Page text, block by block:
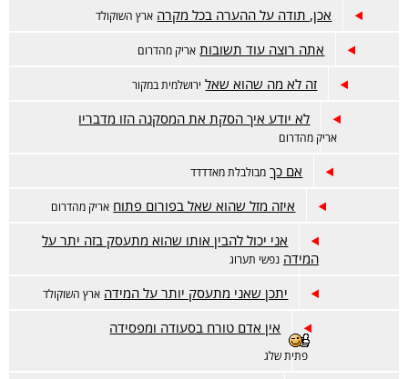
אכן, תודה על ההערה בכל מקרה ארץ השוקולד
אתה רוצה עוד תשובות אריק מהדרום
זה לא מה שהוא שאל ירושלמית במקור
לא יודע איך הסקת את המסקנה הזו מדבריו
אריק מהדרום
אם כך מבולבלת מאדדדד
איזה מזל שהוא שאל בפורום פתוח אריק מהדרום
אני יכול להבין אותו שהוא מתעסק בזה יתר על
המידה נפשי תערוג
יתכן שאני מתעסק יותר על המידה ארץ השוקולד
אין אדם טורח בסעודה ומפסידה
פתית שלג